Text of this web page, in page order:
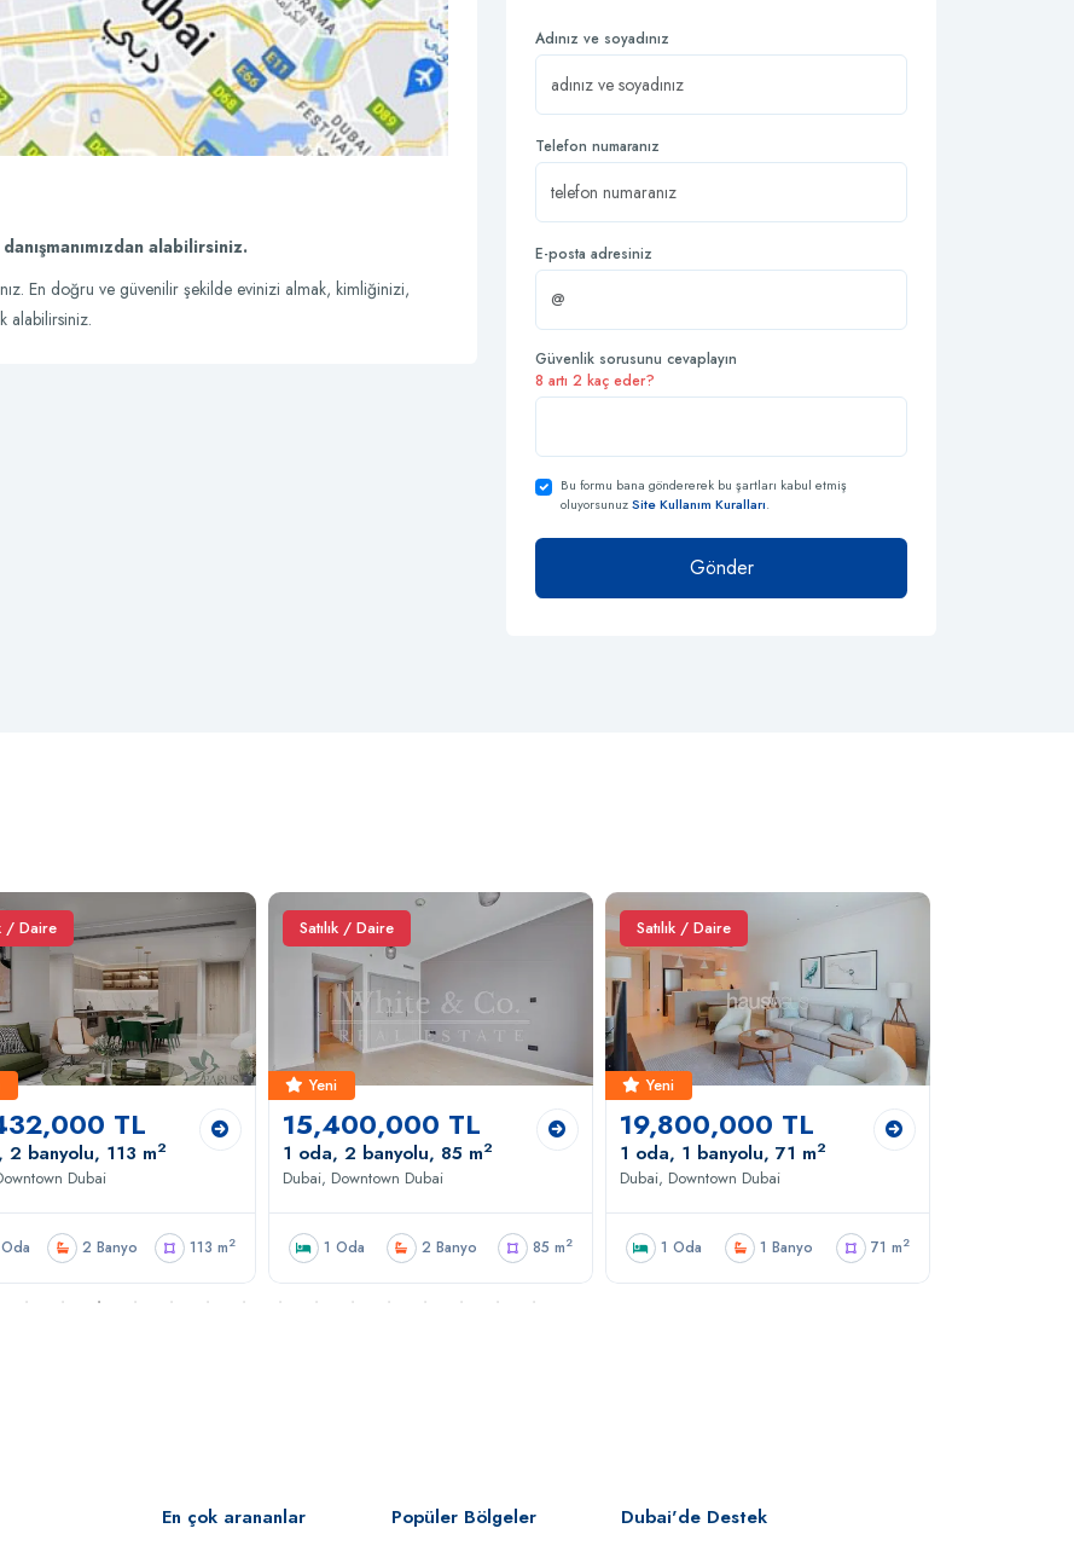
alabilirsiniz.
En doğru ve güvenilir şekilde evinizi almak, kimliğinizi,
alabilirsiniz.
Adınız ve soyadınız
Telefon numaranız
E-posta adresiniz
Güvenlik sorusunu cevaplayın
8 artı 2 kaç eder?
Bu formu bana göndererek bu şartları kabul etmiş
oluyorsunuzSite Kullanım Kuralları.
Gönder
/ Daire
TL
2 banyolu, 113 m2
Dubai
2 Banyo 113 m2
Satılık / Daire
Yeni
15,400,000 TL
1 oda, 2 banyolu, 85 m2
Dubai, Downtown Dubai
1 Oda 2 Banyo 85 m2
Satılık / Daire
Yeni
19,800,000 TL
1 oda, 1 banyolu, 71 m2
Dubai, Downtown Dubai
1 Oda 1 Banyo 71 m2
En çok arananlar Popüler Bölgeler Dubai'de Destek